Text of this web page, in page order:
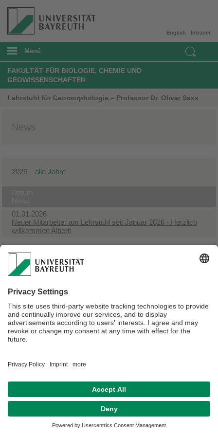
Intranet
English
Menü
FAKULTÄT FÜR BIOLOGIE, CHEMIE UND
GEOWISSENSCHAFTEN
Lehrstuhl für Geomorphologie – Professor Dr. Oliver Sass
News
2026 alle Jahre
01.01.2026
Neuer Mitarbeiter am Lehrstuhl seit Januar 2026 - Herzlich
willkommen Albert!
Verantwortlich für die Redaktion:
Datenschutzerklärung Impressum Hausordnung Sitemap
Barrierefreiheitserklärung